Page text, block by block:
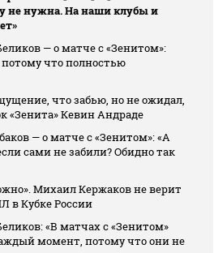
не нужна. На наши клубы и
— о матче с «Зенитом»:
потому что полностью
что забью, но не ожидал,
«Зенита» Кевин Андраде
— о матче с «Зенитом»: «А
сами не забили? Обидно так
Михаил Кержаков не верит
в Кубке России
«В матчах с «Зенитом»
момент, потому что они не